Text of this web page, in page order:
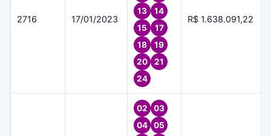
2716 17/01/2023
13
14
15
17
18
19
20
21
24
R$ 1.638.091,22
02
03
04
05